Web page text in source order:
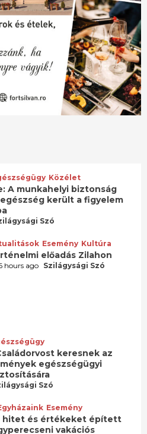
Közélet
A munkahelyi biztonság
került a figyelem
Szó
Esemény Kultúra
előadás Zilahon
hours ago Szilágysági Szó
keresnek az
egészségügyi
Szó
Esemény
hitet és értékeket épített
vakációs